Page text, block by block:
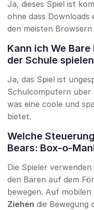
Ja, dieses Spiel ist
ohne dass
den meisten Browsern
Kann ich We
der Schule
Ja, das Spiel ist
Schulcomputern über
was eine coole und
bietet.
Welche
Bears: Box-o-
Die Spieler
den Bären auf dem
bewegen. Auf
Ziehen die Bewegung